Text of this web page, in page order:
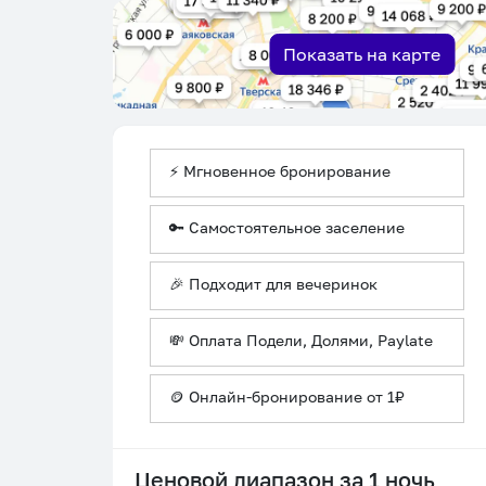
Показать на карте
⚡ Мгновенное бронирование
🔑 Самостоятельное заселение
🎉 Подходит для вечеринок
💸 Оплата Подели, Долями, Paylate
🪙 Онлайн-бронирование от 1₽
Ценовой диапазон за 1 ночь